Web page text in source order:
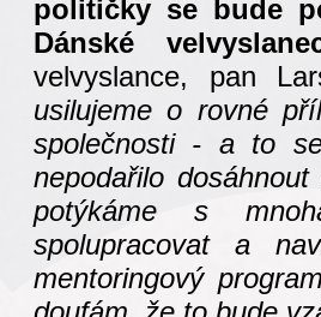
političky se bude
Dánské
velvyslance, pan
usilujeme o rovné
společnosti - a to
nepodařilo
potýkáme s
spolupracovat a
mentoringový